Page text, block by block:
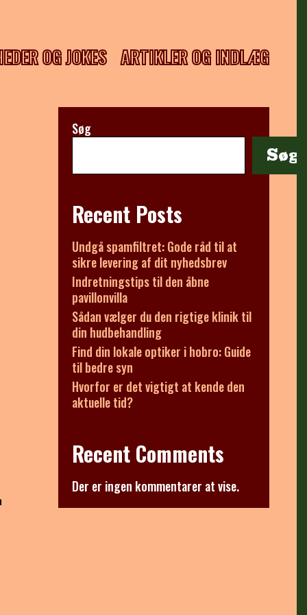
OG JOKES ARTIKLER OG INDLÆG
Søg
Søg
Recent Posts
Undgå spamfiltret: Gode råd til at
sikre levering af dit nyhedsbrev
Indretningstips til den åbne
pavillonvilla
Sådan vælger du den rigtige klinik til
din hudbehandling
Find din lokale optiker i hobro: Guide
til bedre syn
Hvorfor er det vigtigt at kende den
aktuelle tid?
Recent Comments
Der er ingen kommentarer at vise.